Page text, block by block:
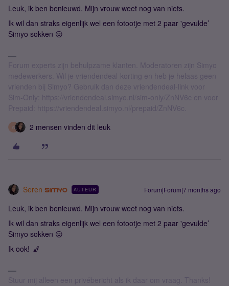
Leuk, ik ben benieuwd. Mijn vrouw weet nog van niets.
Ik wil dan straks eigenlijk wel een fotootje met 2 paar 'gevulde’
Simyo sokken 😛
Forum experts zijn behulpzame klanten. Moderatoren zijn Simyo
medewerkers. Wil je vriendendeal-korting en heb je helaas geen
vrienden bij Simyo? Gebruik dan deze vriendendeal-link voor
Sim-Only: https://vriendendeal.simyo.nl/sim-only/ZnNV6c en voor
Prepaid: https://vriendendeal.simyo.nl/prepaid/ZnNV6c.
W 2 mensen vinden dit leuk
Seren AUTEUR Forum|Forum|7 months ago
Leuk, ik ben benieuwd. Mijn vrouw weet nog van niets.
Ik wil dan straks eigenlijk wel een fotootje met 2 paar 'gevulde’
Simyo sokken 😛
Ik ook! 🧦
Stuur mij alleen een privébericht als ik daar om vraag. Thanks!